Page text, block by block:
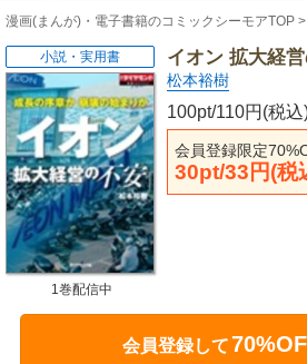
漫画(まんが)・電子書籍のコミックシーモアTOP
イオン 拡大経
松本裕樹
100pt/110円(税込
会員登録限定
30pt/33円(税
小説・実用書
1巻配信中
会員登録して